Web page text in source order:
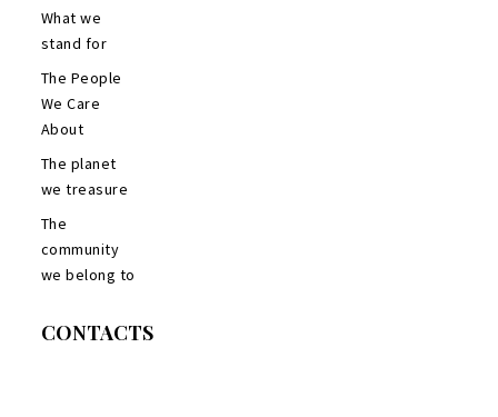
What we
stand for
The People
We Care
About
The planet
we treasure
The
community
we belong to
CONTACTS